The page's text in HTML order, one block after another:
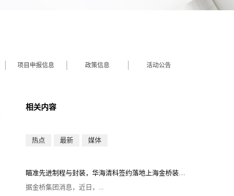
项目申报信息 政策信息 活动公告
相关内容
热点 最新 媒体
瞄准先进制程与封装，华海清科签约落地上海金桥装备小镇
据金桥集团消息，近日，...